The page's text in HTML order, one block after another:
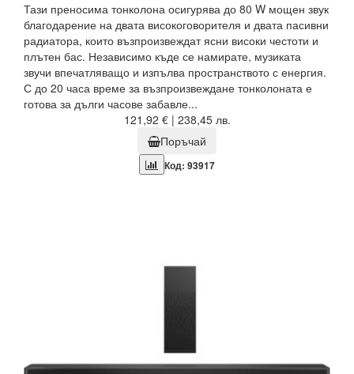
Тази преносима тонколона осигурява до 80 W мощен звук
благодарение на двата високоговорителя и двата пасивни
радиатора, които възпроизвеждат ясни високи честоти и
плътен бас. Независимо къде се намирате, музиката
звучи впечатляващо и изпълва пространството с енергия.
С до 20 часа време за възпроизвеждане тонколоната е
готова за дълги часове забавле...
121,92 € | 238,45 лв.
Поръчай
Код: 93917